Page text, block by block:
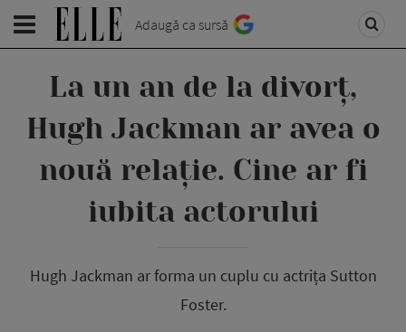
Adaugă ca sursă
La un an de la divorț,
Hugh Jackman ar avea o
nouă relație. Cine ar fi
iubita actorului
Hugh Jackman ar forma un cuplu cu actrița Sutton
Foster.